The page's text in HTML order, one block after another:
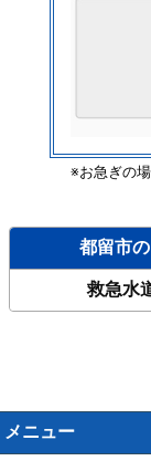
※お急ぎの
都留市
救急水
メニュー